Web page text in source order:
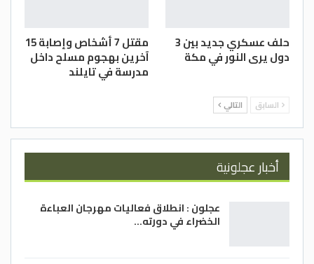
حلف عسكري جديد بين 3
دول يرى النور في مكة
مقتل 7 أشخاص وإصابة 15
آخرين بهجوم مسلح داخل
مدرسة في تايلند
السابق التالي
أخبار عجلونية
عجلون : انطلاق فعاليات مهرجان العباءة
الخضراء في دورته…